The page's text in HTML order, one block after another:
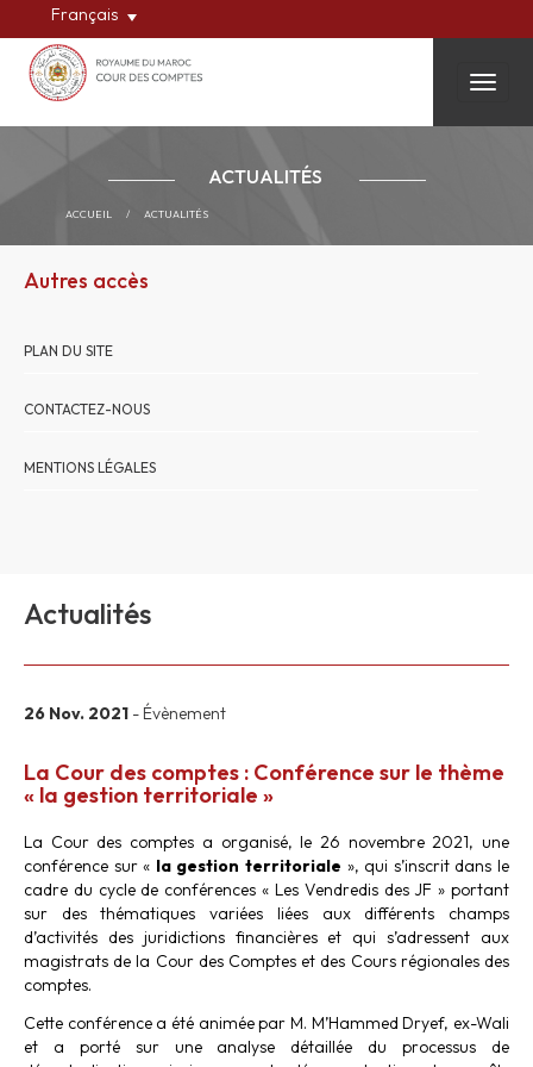
Français
ACTUALITÉS
ACCUEIL / ACTUALITÉS
Autres accès
PLAN DU SITE
CONTACTEZ-NOUS
MENTIONS LÉGALES
Actualités
26 Nov. 2021 - Évènement
La Cour des comptes : Conférence sur le thème
« la gestion territoriale »
La Cour des comptes a organisé, le 26 novembre 2021, une
conférence sur « la gestion territoriale », qui s’inscrit dans le
cadre du cycle de conférences « Les Vendredis des JF » portant
sur des thématiques variées liées aux différents champs
d’activités des juridictions financières et qui s’adressent aux
magistrats de la Cour des Comptes et des Cours régionales des
comptes.
Cette conférence a été animée par M. M’Hammed Dryef, ex-Wali
et a porté sur une analyse détaillée du processus de